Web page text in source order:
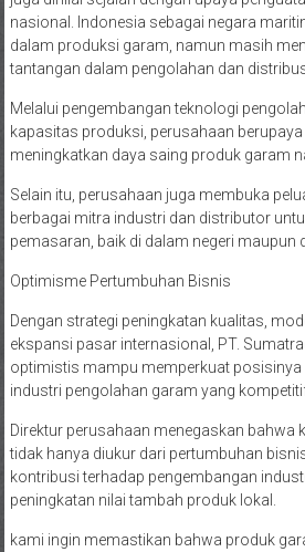
nasional. Indonesia sebagai negara
dalam produksi garam, namun masih
tantangan dalam pengolahan dan
Melalui pengembangan teknologi
kapasitas produksi, perusahaan
meningkatkan daya saing produk garam
Selain itu, perusahaan juga membuka
berbagai mitra industri dan distributor
pemasaran, baik di dalam negeri maupun
Optimisme Pertumbuhan Bisnis
Dengan strategi peningkatan kualitas,
ekspansi pasar internasional, PT.
optimistis mampu memperkuat posisinya
industri pengolahan garam yang
Direktur perusahaan menegaskan bahwa
tidak hanya diukur dari pertumbuhan
kontribusi terhadap pengembangan
peningkatan nilai tambah produk lokal.
kami ingin memastikan bahwa produk